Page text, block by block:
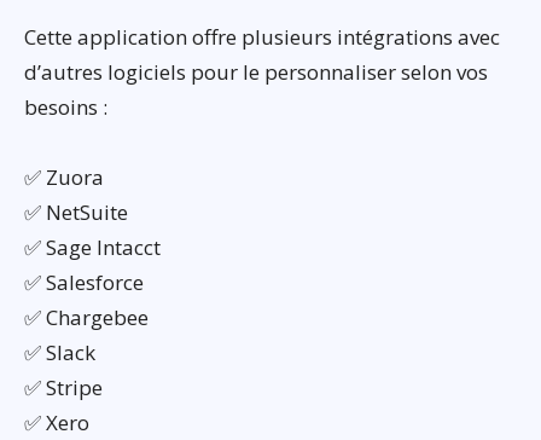
Cette application offre plusieurs intégrations avec
d’autres logiciels pour le personnaliser selon vos
besoins :
✅ Zuora
✅ NetSuite
✅ Sage Intacct
✅ Salesforce
✅ Chargebee
✅ Slack
✅ Stripe
✅ Xero